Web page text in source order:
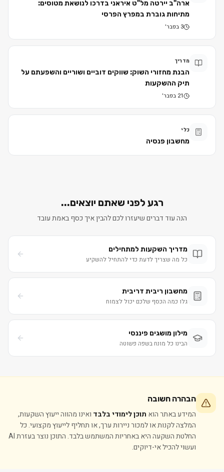
ארה"ב יירטה מל"ט איראני בדרכו לנושאת מטוסים:
מתיחות גוברת במפרץ הפרסי
3 בפבר׳
מדריך
הבנת מחזורי השוק: שווקים דוביים ושוריים והשפעתם על
תיק ההשקעות
21 בפבר׳
כלי
מחשבון פנסיה
רגע לפני שאתם יוצאים...
הנה עוד דברים שיעזרו לכם להבין איך כסף באמת עובד
מדריך השקעות למתחילים
כל מה שצריך לדעת כדי להתחיל להשקיע
מחשבון ריבית דריבית
גלו כמה הכסף שלכם יכול לצמוח
מילון מושגים פיננסי
הבינו כל מונח בשפה פשוטה
הבהרה חשובה
המידע באתר הוא תוכן לימודי בלבד ואינו מהווה ייעוץ השקעות,
המלצה לקנות או למכור ניירות ערך, או תחליף לייעוץ מקצועי. כל
החלטת השקעה היא באחריות המשתמש בלבד. התוכן נוצר בעזרת AI
ועשוי להכיל אי-דיוקים.